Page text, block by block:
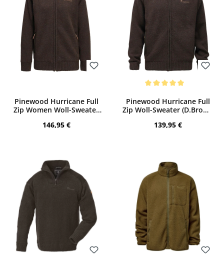
Pinewood Hurricane Full
Zip Women Woll-Sweater
Regulärer Preis:
146,95 €
Bewerten
Pinewood Hurricane Full
Zip Woll-Sweater (D.Brown
Regulärer Preis:
139,95 €